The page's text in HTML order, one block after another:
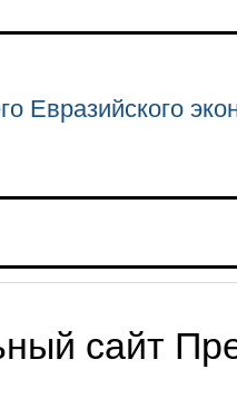
Евразийского
сайт